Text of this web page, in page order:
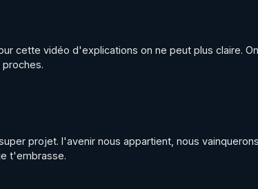
cette vidéo d'explications on ne peut plus claire.
projet. l'avenir nous appartient, nous
je t'embrasse.